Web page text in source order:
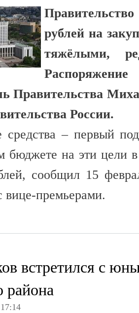
рублей на
тяжёлыми,
Правительства
России.
средства – первый
бюджете на эти цели
сообщил 15
вице-премьерами.
встретился с
района